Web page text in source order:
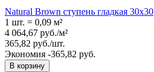
Natural Brown ступень гладкая 30x30
1 шт. = 0,09 м²
4 064,67 руб./м²
365,82 руб./шт.
Экономия -365,82 руб.
В корзину